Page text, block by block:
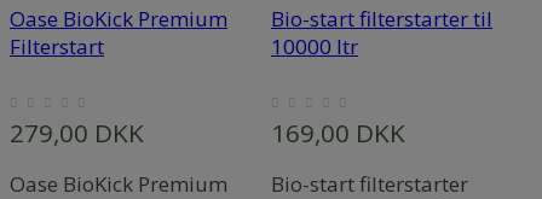
Oase BioKick Premium
Filterstart
279,00 DKK
Oase BioKick Premium
Bio-start filterstarter til
10000 ltr
169,00 DKK
Bio-start filterstarter